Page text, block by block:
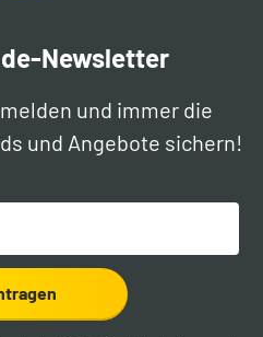
Newsletter
und immer die
und Angebote sichern!